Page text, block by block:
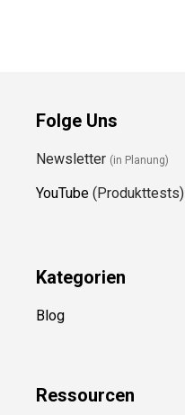
Folge Uns
Newsletter (in Planung)
YouTube (Produkttests)
Kategorien
Blog
Ressourcen